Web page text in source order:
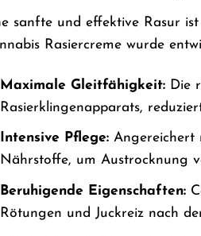
sanfte und effektive Rasur
Rasiercreme wurde
Maximale Gleitfähigkeit:Die
Rasierklingenapparats,
Intensive Pflege:Angereichert
Nährstoffe, um Austrocknung
Beruhigende Eigenschaften:
Rötungen und Juckreiz nach